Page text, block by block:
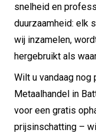
snelheid en
duurzaamheid: elk
wij inzamelen,
hergebruikt als
Wilt u vandaag
Metaalhandel in
voor een gratis
prijsinschatting –